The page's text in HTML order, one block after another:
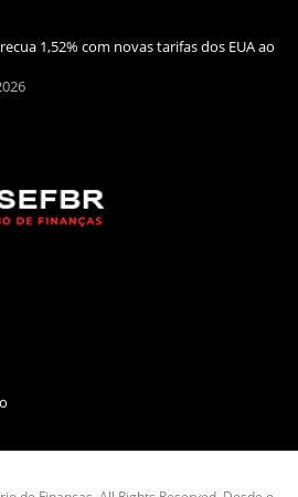
1,52% com novas tarifas dos EUA ao